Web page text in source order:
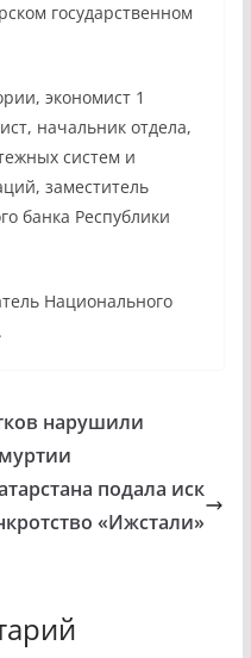
государственном
экономист 1
начальник отдела,
систем и
заместитель
банка Республики
Национального
нарушили
подала иск
«Ижстали»